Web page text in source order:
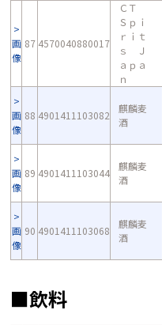
画
像
87 4570040880017
ＣＴ
Ｓｐｉ
ｒｉｔ
ｓ Ｊ
ａｐａ
ｎ
画
像
88 4901411103082
麒麟麦
酒
画
像
89 4901411103044
麒麟麦
酒
画
像
90 4901411103068
麒麟麦
酒
■飲料